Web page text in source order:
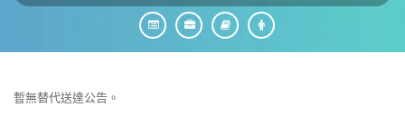
暫無替代送達公告。